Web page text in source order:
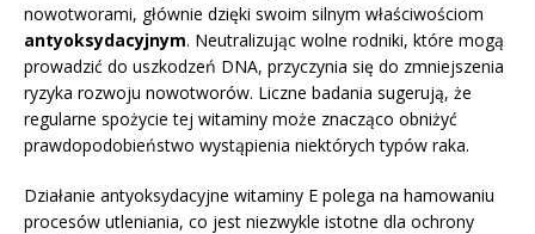
nowotworami, głównie dzięki swoim silnym właściwościom
antyoksydacyjnym. Neutralizując wolne rodniki, które mogą
prowadzić do uszkodzeń DNA, przyczynia się do zmniejszenia
ryzyka rozwoju nowotworów. Liczne badania sugerują, że
regularne spożycie tej witaminy może znacząco obniżyć
prawdopodobieństwo wystąpienia niektórych typów raka.
Działanie antyoksydacyjne witaminy E polega na hamowaniu
procesów utleniania, co jest niezwykle istotne dla ochrony